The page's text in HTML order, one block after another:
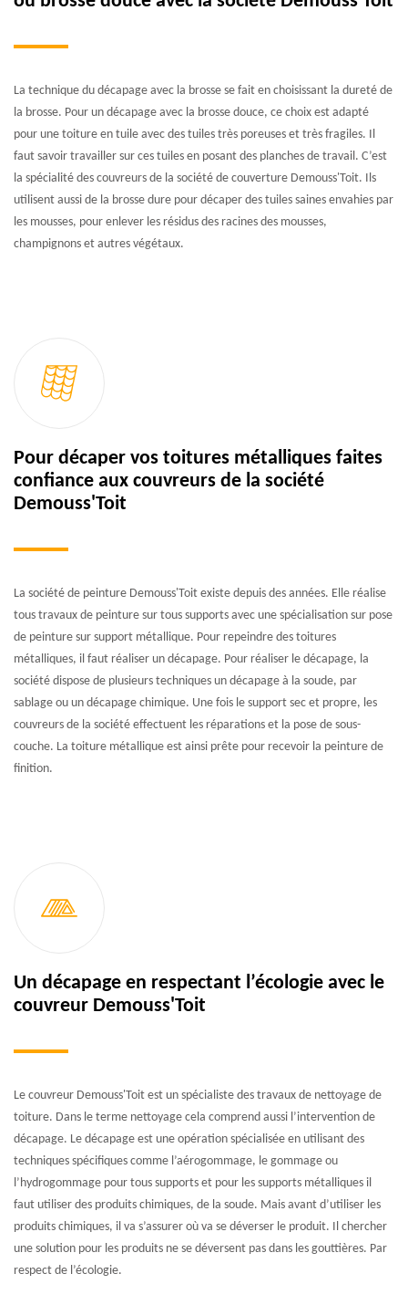
La technique du décapage avec la brosse se fait en choisissant la dureté de
la brosse. Pour un décapage avec la brosse douce, ce choix est adapté
pour une toiture en tuile avec des tuiles très poreuses et très fragiles. Il
faut savoir travailler sur ces tuiles en posant des planches de travail. C’est
la spécialité des couvreurs de la société de couverture Demouss'Toit. Ils
utilisent aussi de la brosse dure pour décaper des tuiles saines envahies par
les mousses, pour enlever les résidus des racines des mousses,
champignons et autres végétaux.
Pour décaper vos toitures métalliques faites
confiance aux couvreurs de la société
Demouss'Toit
La société de peinture Demouss'Toit existe depuis des années. Elle réalise
tous travaux de peinture sur tous supports avec une spécialisation sur pose
de peinture sur support métallique. Pour repeindre des toitures
métalliques, il faut réaliser un décapage. Pour réaliser le décapage, la
société dispose de plusieurs techniques un décapage à la soude, par
sablage ou un décapage chimique. Une fois le support sec et propre, les
couvreurs de la société effectuent les réparations et la pose de sous-
couche. La toiture métallique est ainsi prête pour recevoir la peinture de
finition.
Un décapage en respectant l’écologie avec le
couvreur Demouss'Toit
Le couvreur Demouss'Toit est un spécialiste des travaux de nettoyage de
toiture. Dans le terme nettoyage cela comprend aussi l’intervention de
décapage. Le décapage est une opération spécialisée en utilisant des
techniques spécifiques comme l’aérogommage, le gommage ou
l’hydrogommage pour tous supports et pour les supports métalliques il
faut utiliser des produits chimiques, de la soude. Mais avant d’utiliser les
produits chimiques, il va s’assurer où va se déverser le produit. Il chercher
une solution pour les produits ne se déversent pas dans les gouttières. Par
respect de l’écologie.